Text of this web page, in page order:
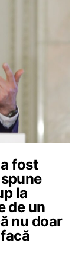
fost
la
de un
nu doar